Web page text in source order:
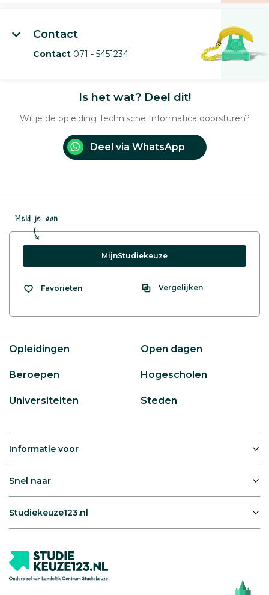
Contact
Contact 071 - 5451234
Is het wat? Deel dit!
Wil je de opleiding Technische Informatica doorsturen?
Deel via WhatsApp
Meld je aan
MijnStudiekeuze
Favorieten Vergelijken
Opleidingen Open dagen
Beroepen Hogescholen
Universiteiten Steden
Informatie voor
Snel naar
Studiekeuze123.nl